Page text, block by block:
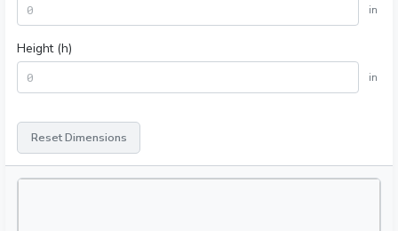
in
Height (h)
in
Reset Dimensions